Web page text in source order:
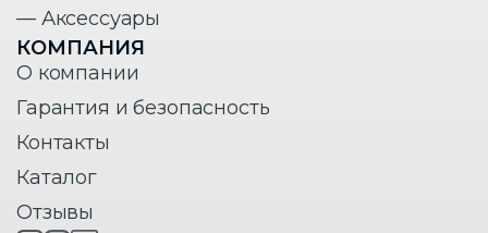
— Аксессуары
КОМПАНИЯ
О компании
Гарантия и безопасность
Контакты
Каталог
Отзывы